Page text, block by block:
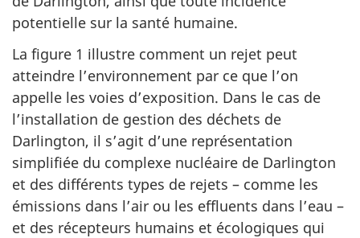
potentielle sur la santé humaine.
La figure 1 illustre comment un rejet peut
atteindre l’environnement par ce que l’on
appelle les voies d’exposition. Dans le cas de
l’installation de gestion des déchets de
Darlington, il s’agit d’une représentation
simplifiée du complexe nucléaire de Darlington
et des différents types de rejets – comme les
émissions dans l’air ou les effluents dans l’eau –
et des récepteurs humains et écologiques qui